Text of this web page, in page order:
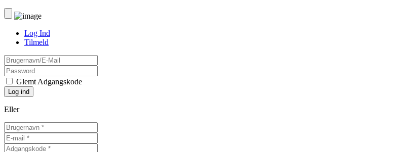
Log Ind
Tilmeld
Glemt Adgangskode
Eller